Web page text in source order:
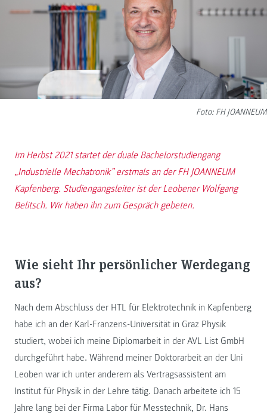
Foto: FH JOANNEUM
Im Herbst 2021 startet der duale Bachelorstudiengang
„Industrielle Mechatronik” erstmals an der FH JOANNEUM
Kapfenberg. Studiengangsleiter ist der Leobener Wolfgang
Belitsch. Wir haben ihn zum Gespräch gebeten.
Wie sieht Ihr persönlicher Werdegang
aus?
Nach dem Abschluss der HTL für Elektrotechnik in Kapfenberg
habe ich an der Karl-Franzens-Universität in Graz Physik
studiert, wobei ich meine Diplomarbeit in der AVL List GmbH
durchgeführt habe. Während meiner Doktorarbeit an der Uni
Leoben war ich unter anderem als Vertragsassistent am
Institut für Physik in der Lehre tätig. Danach arbeitete ich 15
Jahre lang bei der Firma Labor für Messtechnik, Dr. Hans